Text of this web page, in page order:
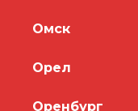
Омск
Орел
Оренбург